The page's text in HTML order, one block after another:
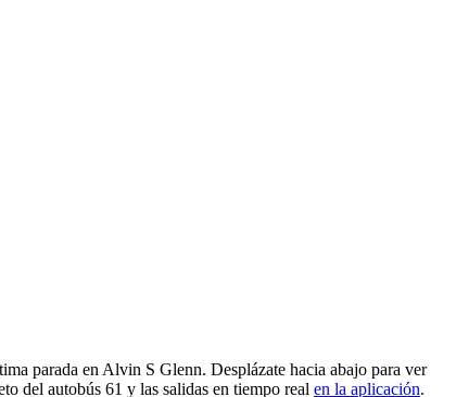
parada en Alvin S Glenn. Desplázate hacia abajo para ver
del autobús 61 y las salidas en tiempo real en la aplicación.